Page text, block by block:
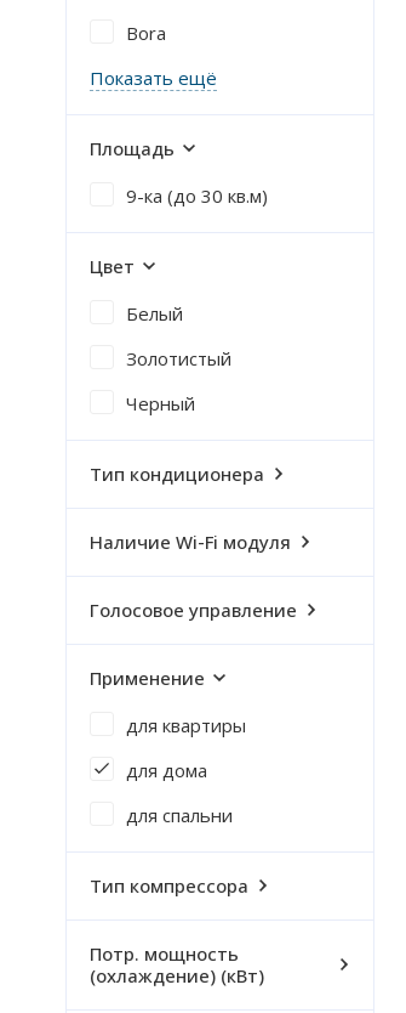
Bora
Показать ещё
Площадь
9-ка (до 30 кв.м)
Цвет
Белый
Золотистый
Черный
Тип кондиционера
Наличие Wi-Fi модуля
Голосовое управление
Применение
для квартиры
для дома
для спальни
Тип компрессора
Потр. мощность
(охлаждение) (кВт)